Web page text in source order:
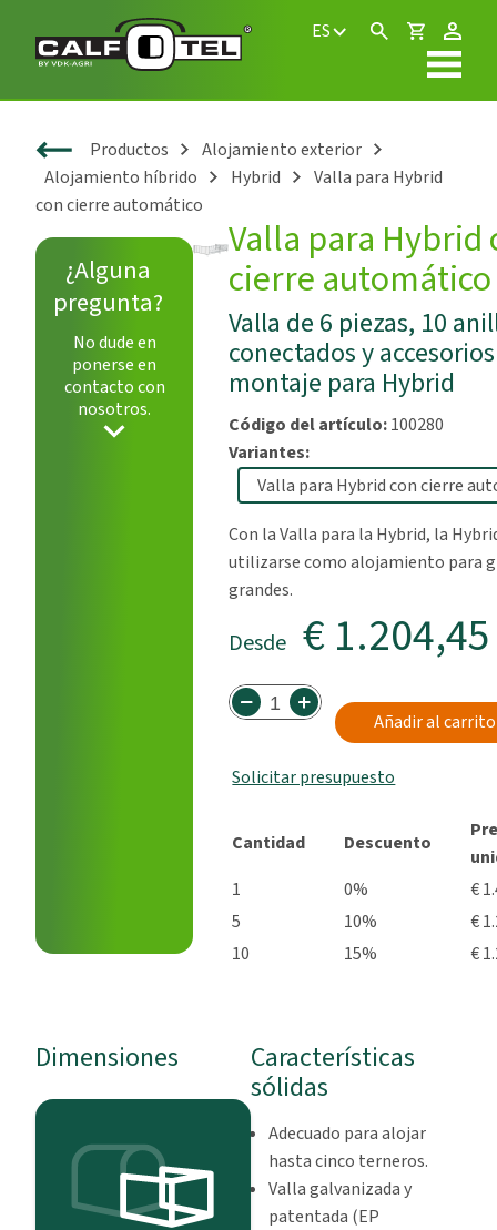
ES
Productos
Alojamiento exterior
Alojamiento híbrido
Hybrid
Valla para Hybrid
con cierre automático
¿Alguna
pregunta?
No dude en
ponerse en
contacto con
nosotros.
Valla para Hybrid
cierre automático
Valla de 6 piezas, 10
conectados y
montaje para Hybrid
Código del artículo:100280
Variantes:
Con la Valla para la Hybrid, la
utilizarse como alojamiento para
grandes.
Desde € 1.204,45
Añadir al carrito
Solicitar presupuesto
Cantidad Descuento
1
0%
€
5
10%
€
10
15% €
Dimensiones Características
sólidas
Adecuado para alojar
hasta cinco terneros.
Valla galvanizada y
patentada (EP